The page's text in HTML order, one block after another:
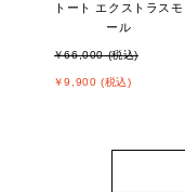
トート エクストラスモ
ール
￥66,000 (税込)
￥9,900 (税込)